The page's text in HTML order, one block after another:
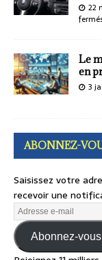
22
Le
en
3
ABONNEZ-
Saisissez votre
recevoir une
Abonnez-vous